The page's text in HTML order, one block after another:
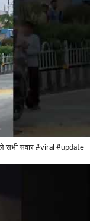
सभी सवार #viral #update